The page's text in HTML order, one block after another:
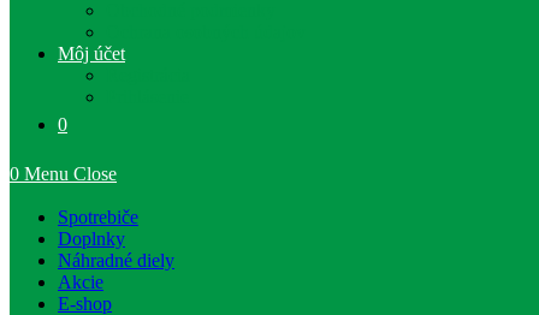
Môj účet
0
0 Menu Close
Spotrebiče
Doplnky
Náhradné diely
Akcie
E-shop